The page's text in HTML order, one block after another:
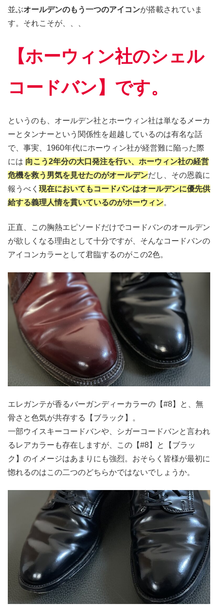
並ぶオールデンのもう一つのアイコンが搭載されていま
す。それこそが、、、
【ホーウィン社のシェル
コードバン】です。
というのも、オールデン社とホーウィン社は単なるメーカ
ーとタンナーという関係性を超越しているのは有名な話
で、事実、1960年代にホーウィン社が経営難に陥った際
には 向こう2年分の大口発注を行い、ホーウィン社の経営
危機を救う男気を見せたのがオールデンだし、その恩義に
報うべく 現在においてもコードバンはオールデンに優先供
給する義理人情を貫いているのがホーウィン。
正直、この胸熱エピソードだけでコードバンのオールデン
が欲しくなる理由として十分ですが、そんなコードバンの
アイコンカラーとして君臨するのがこの2色。
エレガンテが香るバーガンディーカラーの【#8】と、無
骨さと色気が共存する【ブラック】。
一部ウイスキーコードバンや、シガーコードバンと言われ
るレアカラーも存在しますが、この【#8】と【ブラッ
ク】のイメージはあまりにも強烈。おそらく皆様が最初に
惚れるのはこの二つのどちらかではないでしょうか。